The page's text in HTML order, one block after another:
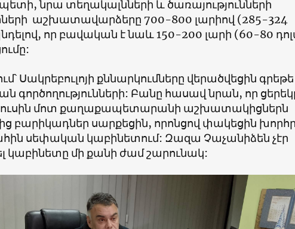
նրա տեղակալնների և ծառայությունների
աշխատավարձերը 700-800 լարիով (285-324
որ բավական է նաև 150-200 լարի (60-80
Սակրեբուլոյի քննարկումները վերածվեցին գրեթե
գործողությունների: Բանը հասավ նրան, որ
մոտ քաղաքապետարանի աշխատակիցներն
բարիկադներ սարքեցին, որոնցով փակեցին
սեփական կաբինետում: Զազա Չաչանիձեն չէր
կաբինետը մի քանի ժամ շարունակ: